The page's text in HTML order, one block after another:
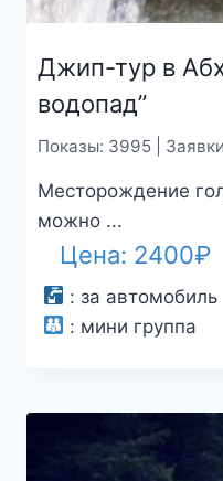
Джип-тур в
водопад”
Показы: 3995 |
Месторождение
можно ...
Цена: 2400₽
: за автомобиль
: мини группа